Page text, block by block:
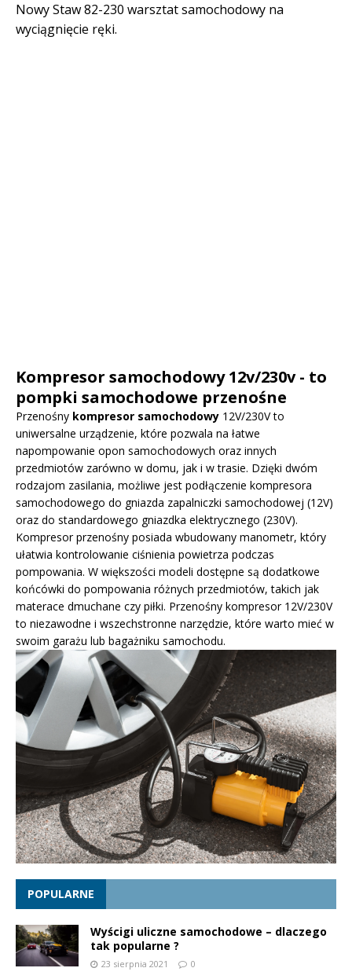
Nowy Staw 82-230 warsztat samochodowy na
wyciągnięcie ręki.
Kompresor samochodowy 12v/230v - to
pompki samochodowe przenośne
Przenośny kompresor samochodowy 12V/230V to
uniwersalne urządzenie, które pozwala na łatwe
napompowanie opon samochodowych oraz innych
przedmiotów zarówno w domu, jak i w trasie. Dzięki dwóm
rodzajom zasilania, możliwe jest podłączenie kompresora
samochodowego do gniazda zapalniczki samochodowej (12V)
oraz do standardowego gniazdka elektrycznego (230V).
Kompresor przenośny posiada wbudowany manometr, który
ułatwia kontrolowanie ciśnienia powietrza podczas
pompowania. W większości modeli dostępne są dodatkowe
końcówki do pompowania różnych przedmiotów, takich jak
materace dmuchane czy piłki. Przenośny kompresor 12V/230V
to niezawodne i wszechstronne narzędzie, które warto mieć w
swoim garażu lub bagażniku samochodu.
POPULARNE
Wyścigi uliczne samochodowe – dlaczego
tak popularne ?
23 sierpnia 2021 0